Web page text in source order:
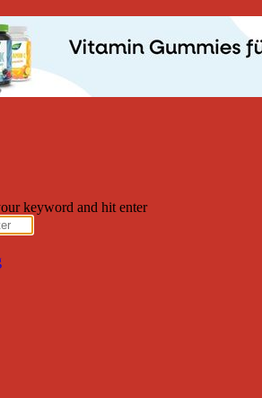
2026
Follow on Twitter
keyword and hit enter